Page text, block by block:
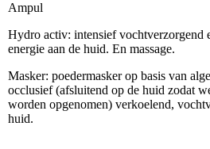
Ampul
Hydro activ: intensief vochtverzorgend
energie aan de huid. En massage.
Masker: poedermasker op basis van
occlusief (afsluitend op de huid zodat
worden opgenomen) verkoelend,
huid.